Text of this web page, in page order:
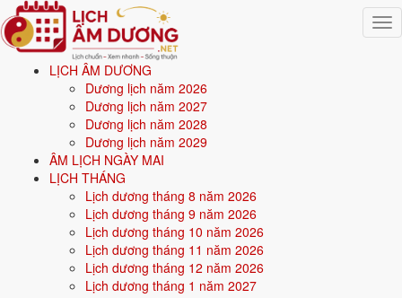
LỊCH ÂM DƯƠNG
Dương lịch năm 2026
Dương lịch năm 2027
Dương lịch năm 2028
Dương lịch năm 2029
ÂM LỊCH NGÀY MAI
LỊCH THÁNG
Lịch dương tháng 8 năm 2026
Lịch dương tháng 9 năm 2026
Lịch dương tháng 10 năm 2026
Lịch dương tháng 11 năm 2026
Lịch dương tháng 12 năm 2026
Lịch dương tháng 1 năm 2027
Trang chủ
Mệnh ngũ hành
Sinh năm 1986
Sinh năm1986mệnh gì? Bính Dần Lư Trung Hỏa -
mệnh Hỏa
Người sinh năm1986là tuổiBính Dần(con Hổ), nạp âm
Lửa trong lò, mệnhHỏa. Năm2026 41 tuổi mụ